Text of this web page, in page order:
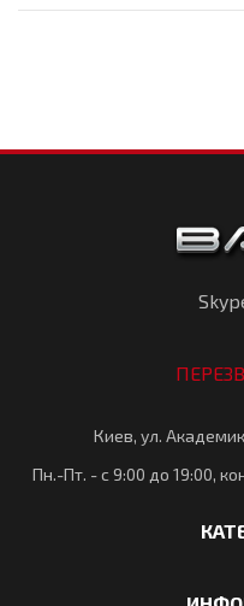
Киев, ул.
Пн.-Пт. - с 9:00 до 19:00,